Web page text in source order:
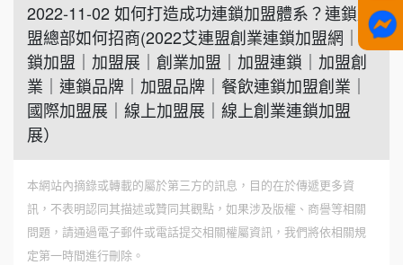
2022-11-02 如何打造成功連鎖加盟體系？連鎖加
盟總部如何招商(2022艾連盟創業連鎖加盟網｜連
鎖加盟｜加盟展｜創業加盟｜加盟連鎖｜加盟創
業｜連鎖品牌｜加盟品牌｜餐飲連鎖加盟創業｜
國際加盟展｜線上加盟展｜線上創業連鎖加盟
展）
本網站內摘錄或轉載的屬於第三方的訊息，目的在於傳遞更多資
訊，不表明認同其描述或贊同其觀點，如果涉及版權、商譽等相關
問題，請通過電子郵件或電話提交相關權屬資訊，我們將依相關規
定第一時間進行刪除。